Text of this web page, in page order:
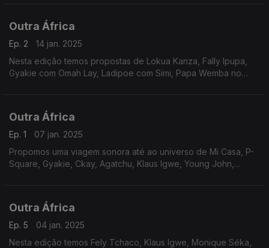
Outra África
Ep. 2
14 jan. 2025
Nesta edição temos propostas de Lokua Kanza, Fally Ipupa,
Gyakie com Omah Lay, Ladipoe com Simi, Papa Wemba no
Outra África
Ep. 1
07 jan. 2025
Propomos uma viagem sonora até ao universo de Mi Casa, P-
Square, Gyakie, Ckay, Agatchu, Klaus Igwe, Young John,
Outra África
Ep. 5
04 jan. 2025
Nesta edição temos Fely Tchaco, Klaus Igwe, Monique Séka,